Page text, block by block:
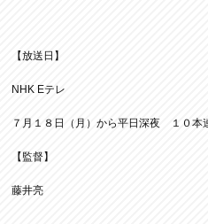
【放送日】
NHK Eテレ
７月１８日（月）から平日深夜 １０本
【監督】
藤井亮